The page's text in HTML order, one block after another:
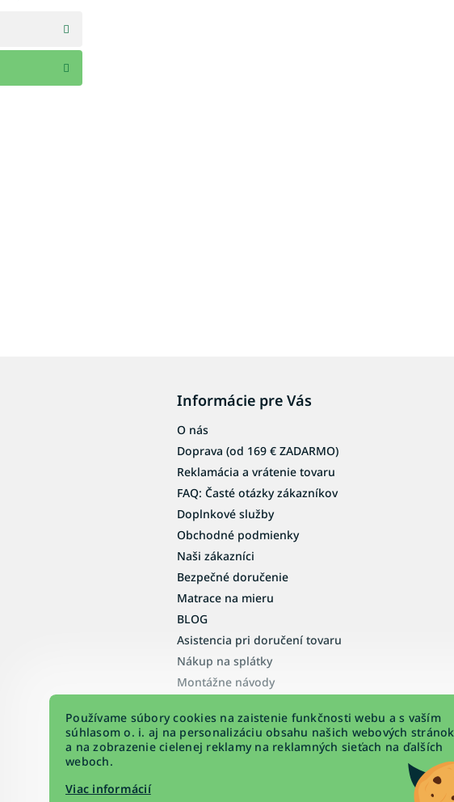
Používame súbory cookies na zaistenie funkčnosti webu a s vaším
súhlasom o. i. aj na personalizáciu obsahu našich webových stránok
a na zobrazenie cielenej reklamy na reklamných sieťach na ďalších
weboch.
Viac informácií
Informácie pre Vás
O nás
Doprava (od 169 € ZADARMO)
Reklamácia a vrátenie tovaru
FAQ: Časté otázky zákazníkov
Doplnkové služby
Obchodné podmienky
Naši zákazníci
Bezpečné doručenie
Matrace na mieru
BLOG
Asistencia pri doručení tovaru
Nákup na splátky
Montážne návody
Podmienky ochrany osobných údajov